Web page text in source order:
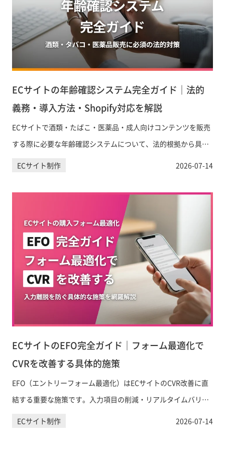
ECサイトの年齢確認システム完全ガイド｜法的
義務・導入方法・Shopify対応を解説
ECサイトで酒類・たばこ・医薬品・成人向けコンテンツを販売
する際に必要な年齢確認システムについて、法的根拠から具体
的な導入方法、UXへの影響まで実務担当者向けに詳しく解説し
ECサイト制作 2026-07-14
ECサイトのEFO完全ガイド｜フォーム最適化で
CVRを改善する具体的施策
EFO（エントリーフォーム最適化）はECサイトのCVR改善に直
結する重要な施策です。入力項目の削減・リアルタイムバリデ
ーション・住所自動入力など、購入フォームの離脱を防ぐ具体
ECサイト制作 2026-07-14